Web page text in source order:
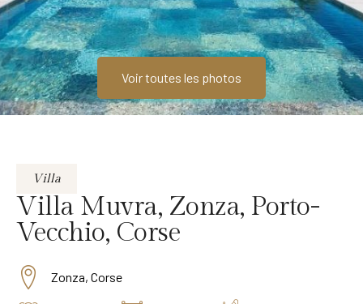
Voir toutes les photos
Villa
Villa Muvra, Zonza, Porto-
Vecchio, Corse
Zonza, Corse